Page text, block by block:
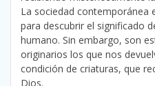
La sociedad contemporánea
para descubrir el significado
humano. Sin embargo, son
originarios los que nos
condición de criaturas, que
Dios.